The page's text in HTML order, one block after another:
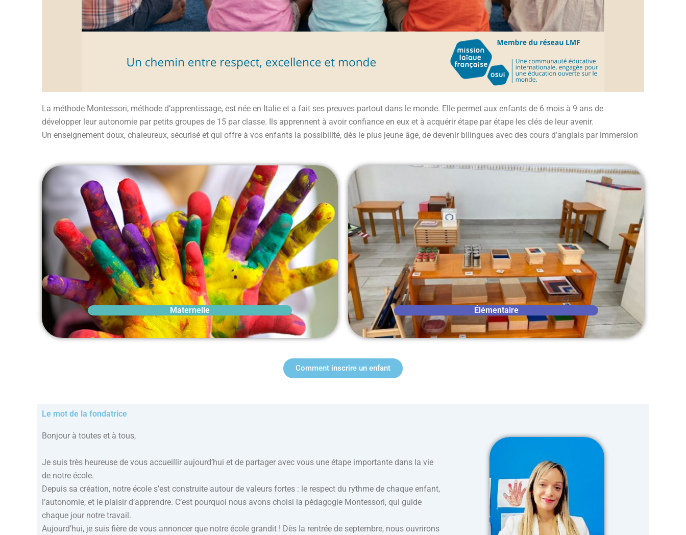
La méthode Montessori, méthode d’apprentissage, est née en Italie et a fait ses preuves partout dans le monde. Elle permet aux enfants de 6 mois à 9 ans de
développer leur autonomie par petits groupes de 15 par classe. Ils apprennent à avoir confiance en eux et à acquérir étape par étape les clés de leur avenir.
Un enseignement doux, chaleureux, sécurisé et qui offre à vos enfants la possibilité, dès le plus jeune âge, de devenir bilingues avec des cours d’anglais par immersion
Maternelle Élémentaire
Comment inscrire un enfant
Le mot de la fondatrice
Bonjour à toutes et à tous,
Je suis très heureuse de vous accueillir aujourd’hui et de partager avec vous une étape importante dans la vie
de notre école.
Depuis sa création, notre école s’est construite autour de valeurs fortes : le respect du rythme de chaque enfant,
l’autonomie, et le plaisir d’apprendre. C’est pourquoi nous avons choisi la pédagogie Montessori, qui guide
chaque jour notre travail.
Aujourd’hui, je suis fière de vous annoncer que notre école grandit ! Dès la rentrée de septembre, nous ouvrirons